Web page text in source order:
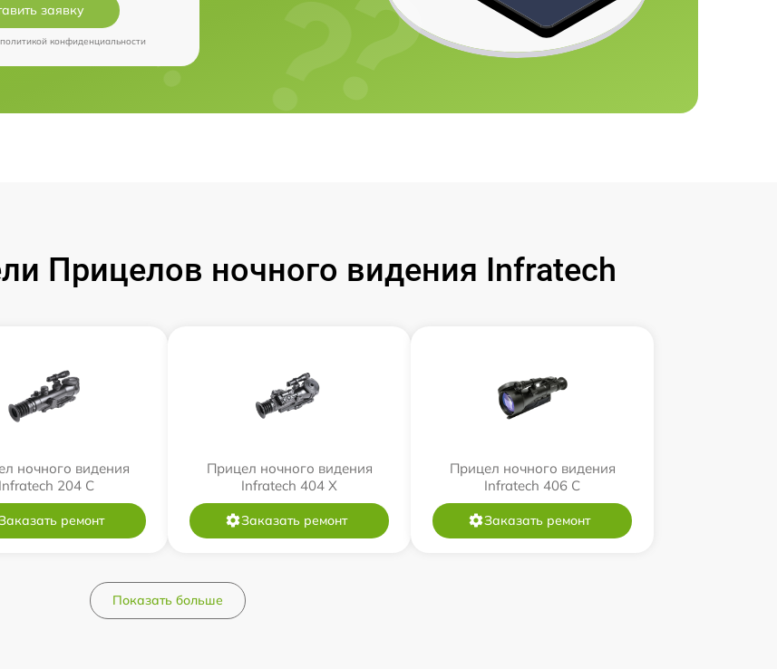
заявку
политикой конфиденциальности
Прицелов ночного видения Infratech
ночного видения
Infratech 204 С
ремонт
Прицел ночного видения
Infratech 404 Х
Заказать ремонт
Прицел ночного видения
Infratech 406 С
Заказать ремонт
Показать больше